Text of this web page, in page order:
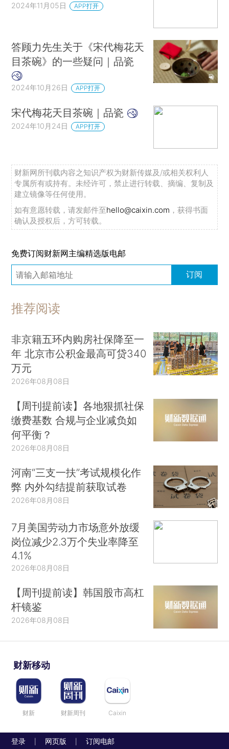
2024年11月05日 APP打开
答顾力先生关于《宋代梅花天
目茶碗》的一些疑问｜品瓷
2024年10月26日 APP打开
宋代梅花天目茶碗｜品瓷
2024年10月24日 APP打开
财新网所刊载内容之知识产权为财新传媒及/或相关权利人
专属所有或持有。未经许可，禁止进行转载、摘编、复制及
建立镜像等任何使用。
如有意愿转载，请发邮件至hello@caixin.com ，获得书面
确认及授权后，方可转载。
免费订阅财新网主编精选版电邮
订阅
推荐阅读
非京籍五环内购房社保降至一
年 北京市公积金最高可贷340
万元
2026年08月08日
【周刊提前读】各地狠抓社保
缴费基数 合规与企业减负如
何平衡？
2026年08月08日
河南“三支一扶”考试规模化作
弊 内外勾结提前获取试卷
2026年08月08日
7月美国劳动力市场意外放缓
岗位减少2.3万个失业率降至
4.1%
2026年08月08日
【周刊提前读】韩国股市高杠
杆镜鉴
2026年08月08日
财新移动
财新 财新周刊 Caixin
登录 网页版 订阅电邮